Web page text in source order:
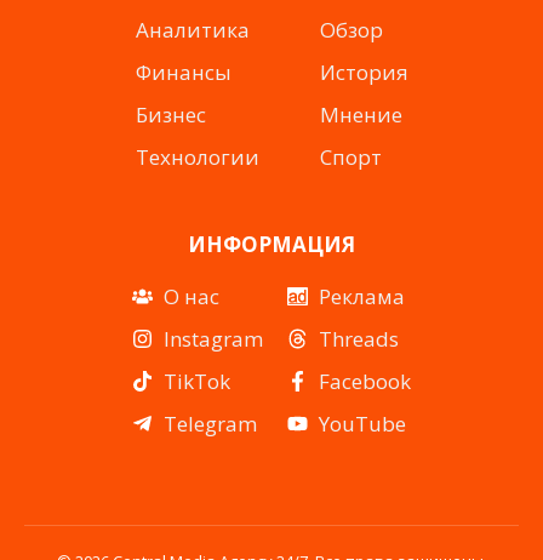
Аналитика
Финансы
Бизнес
Технологии
Обзор
История
Мнение
Спорт
ИНФОРМАЦИЯ
О нас
Instagram
TikTok
Telegram
Реклама
Threads
Facebook
YouTube